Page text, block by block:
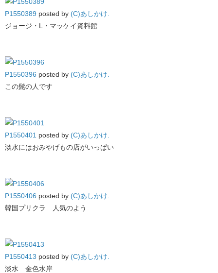
P1550389 posted by (C)あしかけ.
ジョージ・L・マッケイ資料館
P1550396 posted by (C)あしかけ.
この髭の人です
P1550401 posted by (C)あしかけ.
淡水にはおみやげもの店がいっぱい
P1550406 posted by (C)あしかけ.
韓国プリクラ 人気のよう
P1550413 posted by (C)あしかけ.
淡水 金色水岸